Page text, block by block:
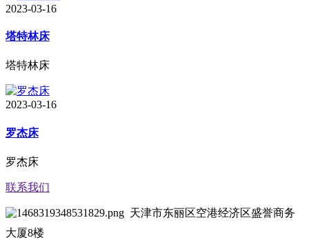
2023-03-16
塔特林床
塔特林床
2023-03-16
罗杰床
罗杰床
联系我们
天津市东丽区空港经济区盛誉商务
大厦8楼